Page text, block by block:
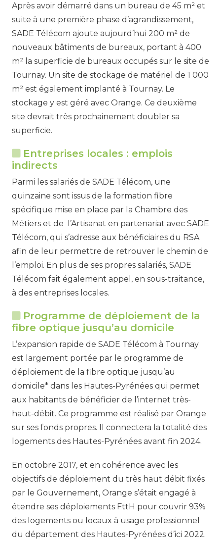
Après avoir démarré dans un bureau de 45 m² et
suite à une première phase d’agrandissement,
SADE Télécom ajoute aujourd’hui 200 m² de
nouveaux bâtiments de bureaux, portant à 400
m² la superficie de bureaux occupés sur le site de
Tournay. Un site de stockage de matériel de 1 000
m² est également implanté à Tournay. Le
stockage y est géré avec Orange. Ce deuxième
site devrait très prochainement doubler sa
superficie.
Entreprises locales : emplois
indirects
Parmi les salariés de SADE Télécom, une
quinzaine sont issus de la formation fibre
spécifique mise en place par la Chambre des
Métiers et de l’Artisanat en partenariat avec SADE
Télécom, qui s’adresse aux bénéficiaires du RSA
afin de leur permettre de retrouver le chemin de
l’emploi. En plus de ses propres salariés, SADE
Télécom fait également appel, en sous-traitance,
à des entreprises locales.
Programme de déploiement de la
fibre optique jusqu’au domicile
L’expansion rapide de SADE Télécom à Tournay
est largement portée par le programme de
déploiement de la fibre optique jusqu’au
domicile* dans les Hautes-Pyrénées qui permet
aux habitants de bénéficier de l’internet très-
haut-débit. Ce programme est réalisé par Orange
sur ses fonds propres. Il connectera la totalité des
logements des Hautes-Pyrénées avant fin 2024.
En octobre 2017, et en cohérence avec les
objectifs de déploiement du très haut débit fixés
par le Gouvernement, Orange s’était engagé à
étendre ses déploiements FttH pour couvrir 93%
des logements ou locaux à usage professionnel
du département des Hautes-Pyrénées d’ici 2022.